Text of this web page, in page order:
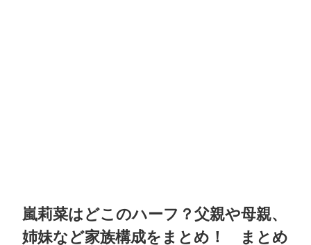
嵐莉菜はどこのハーフ？父親や母親、
姉妹など家族構成をまとめ！
まとめ